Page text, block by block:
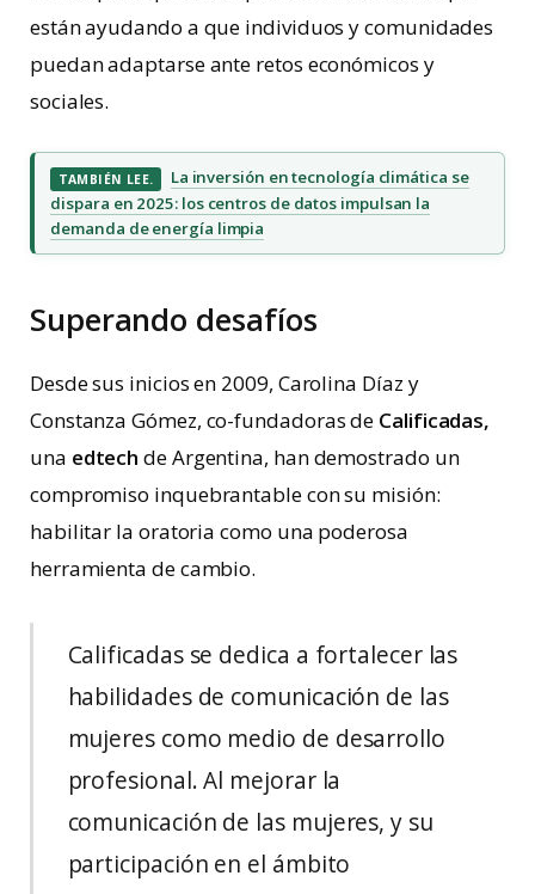
están ayudando a que individuos y comunidades
puedan adaptarse ante retos económicos y
sociales.
TAMBIÉN LEE.
La inversión en tecnología climática se
dispara en 2025: los centros de datos impulsan la
demanda de energía limpia
Superando desafíos
Desde sus inicios en 2009, Carolina Díaz y
Constanza Gómez, co-fundadoras de Calificadas,
una edtech de Argentina, han demostrado un
compromiso inquebrantable con su misión:
habilitar la oratoria como una poderosa
herramienta de cambio.
Calificadas se dedica a fortalecer las
habilidades de comunicación de las
mujeres como medio de desarrollo
profesional. Al mejorar la
comunicación de las mujeres, y su
participación en el ámbito